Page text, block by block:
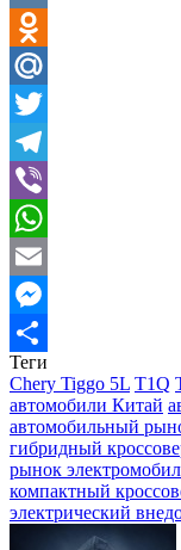
VK
Odnoklassniki
Mail.Ru
Twitter
Telegram
Viber
WhatsApp
Email
Messenger
Отправить
Теги
Chery Tiggo 5L T1Q
автомобили Китай
автомобильный
гибридный
рынок
компактный
электрический